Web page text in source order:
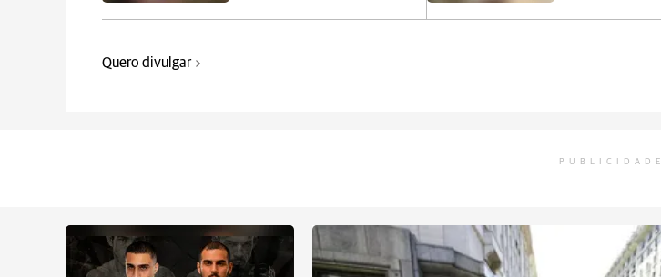
Quero divulgar
PUBLICIDADE